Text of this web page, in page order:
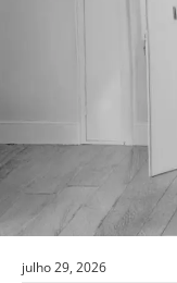
julho 29, 2026